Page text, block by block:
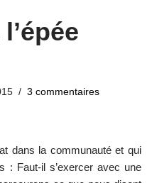
3 commentaires
dans la communauté et qui
: Faut-il s’exercer avec une